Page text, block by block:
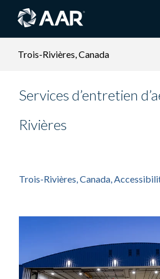
Trois-Rivières, Canada
Services d’entretien
Rivières
Trois-Rivières, Canada,